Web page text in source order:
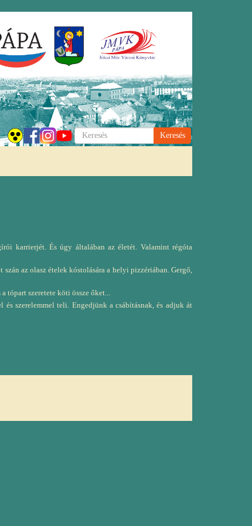
Keresés
karrierjét. És úgy általában az életét. Valamint régóta
az olasz ételek kóstolására a helyi pizzériában. Gergő,
tópart szeretete köti össze őket...
szerelemmel teli. Engedjünk a csábításnak, és adjuk át